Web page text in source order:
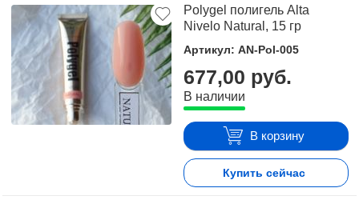
Polygel полигель Alta
Nivelo Natural, 15 гр
Артикул: AN-Pol-005
677,00 руб.
В наличии
В корзину
Купить сейчас